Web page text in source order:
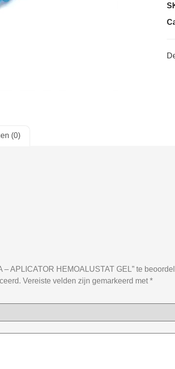
(0)
– APLICATOR HEMOALUSTAT GEL” te
Vereiste velden zijn gemarkeerd met *